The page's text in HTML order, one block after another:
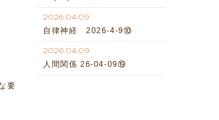
要
2026.04.09
自律神経 2026-4-9⑩
2026.04.09
人間関係 26-04-09⑲